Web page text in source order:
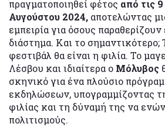
πραγματοποιηθεί φέτος από τις
Αυγούστου 2024, αποτελώντας
εμπειρία για όσους
διάστημα. Και το σημαντικότερο;
φεστιβάλ θα είναι η φιλία. Το
Λέσβου και ιδιαίτερα ο Μόλυβος
σκηνικό για ένα πλούσιο
εκδηλώσεων, υπογραμμίζοντας
φιλίας και τη δύναμή της να
πολιτισμούς.